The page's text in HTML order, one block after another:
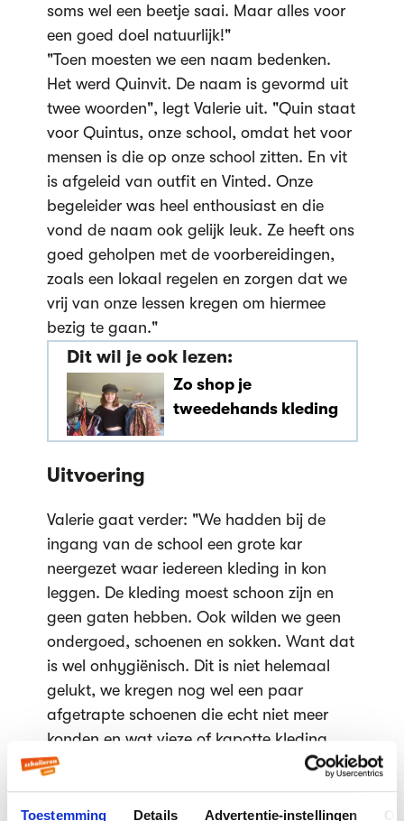
Toestemming Details Advertentie-instellingen
soms wel een beetje saai. Maar alles voor
een goed doel natuurlijk!"
"Toen moesten we een naam bedenken.
Het werd Quinvit. De naam is gevormd uit
twee woorden", legt Valerie uit. "Quin staat
voor Quintus, onze school, omdat het voor
mensen is die op onze school zitten. En vit
is afgeleid van outfit en Vinted. Onze
begeleider was heel enthousiast en die
vond de naam ook gelijk leuk. Ze heeft ons
goed geholpen met de voorbereidingen,
zoals een lokaal regelen en zorgen dat we
vrij van onze lessen kregen om hiermee
bezig te gaan."
Dit wil je ook lezen:
Zo shop je
tweedehands kleding
Uitvoering
Valerie gaat verder: "We hadden bij de
ingang van de school een grote kar
neergezet waar iedereen kleding in kon
leggen. De kleding moest schoon zijn en
geen gaten hebben. Ook wilden we geen
ondergoed, schoenen en sokken. Want dat
is wel onhygiënisch. Dit is niet helemaal
gelukt, we kregen nog wel een paar
afgetrapte schoenen die echt niet meer
konden en wat vieze of kapotte kleding.
Dat moesten we weggooien, hoe zonde dat
ook was."
"We probeerden reclame te maken voor